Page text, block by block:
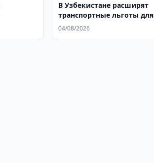
В Узбекистане расширят
транспортные льготы для
путешествий
04/08/2026